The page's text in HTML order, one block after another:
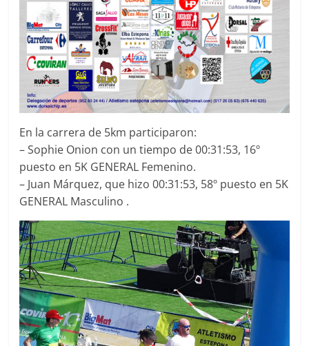
En la carrera de 5km participaron:
– Sophie Onion con un tiempo de 00:31:53, 16º
puesto en 5K GENERAL Femenino.
– Juan Márquez, que hizo 00:31:53, 58º puesto en 5K
GENERAL Masculino .